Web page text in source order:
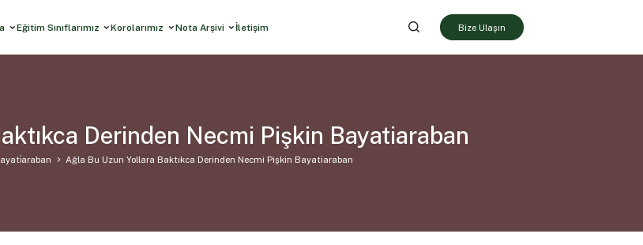
Eğitim Sınıflarımız Korolarımız Nota Arşivi İletişim Bize Ulaşın
Derinden Necmi Pişkin Bayatiaraban
Ağla Bu Uzun Yollara Baktıkca Derinden Necmi Pişkin Bayatiaraban